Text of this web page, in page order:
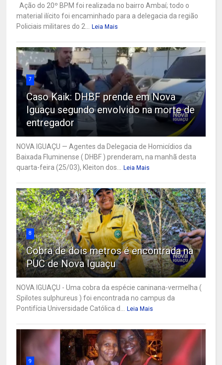
Ação do 20º BPM foi realizada no bairro Ambaí; todo o
material ilícito foi encaminhado para a delegacia da região
Policiais militares do 2... Leia Mais
7
Caso Kaik: DHBF prende em Nova
Iguaçu segundo envolvido na morte de
entregador
NOVA IGUAÇU — Agentes da Delegacia de Homicídios da
Baixada Fluminense ( DHBF ) prenderam, na manhã desta
quarta-feira (25/03), Kleiton dos... Leia Mais
8
Cobra de dois metros é encontrada na
PUC de Nova Iguaçu
NOVA IGUAÇU - Uma cobra da espécie caninana-vermelha (
Spilotes sulphureus ) foi encontrada no campus da
Pontifícia Universidade Católica d... Leia Mais
9